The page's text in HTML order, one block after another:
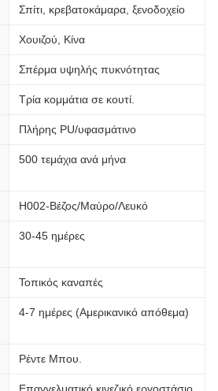
Σπίτι, κρεβατοκάμαρα, ξενοδοχείο
Χουιζού, Κίνα
Σπέρμα υψηλής πυκνότητας
Τρία κομμάτια σε κουτί.
Πλήρης PU/υφασμάτινο
500 τεμάχια ανά μήνα
H002-Βέζος/Μαύρο/Λευκό
30-45 ημέρες
Τοπικός καναπές
4-7 ημέρες (Αμερικανικό απόθεμα)
Ρέντε Μπου.